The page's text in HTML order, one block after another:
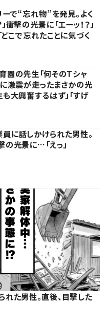
ーで“忘れ物”を発見。よく
撃の光景に「エーッ！？」
どこで忘れたことに気づく
園の先生「何そのTシャ
激震が走ったまさかの光
大興奮するはず」「すげ
に話しかけられた男性。
の光景に…「えっ」
た男性。直後、目撃した